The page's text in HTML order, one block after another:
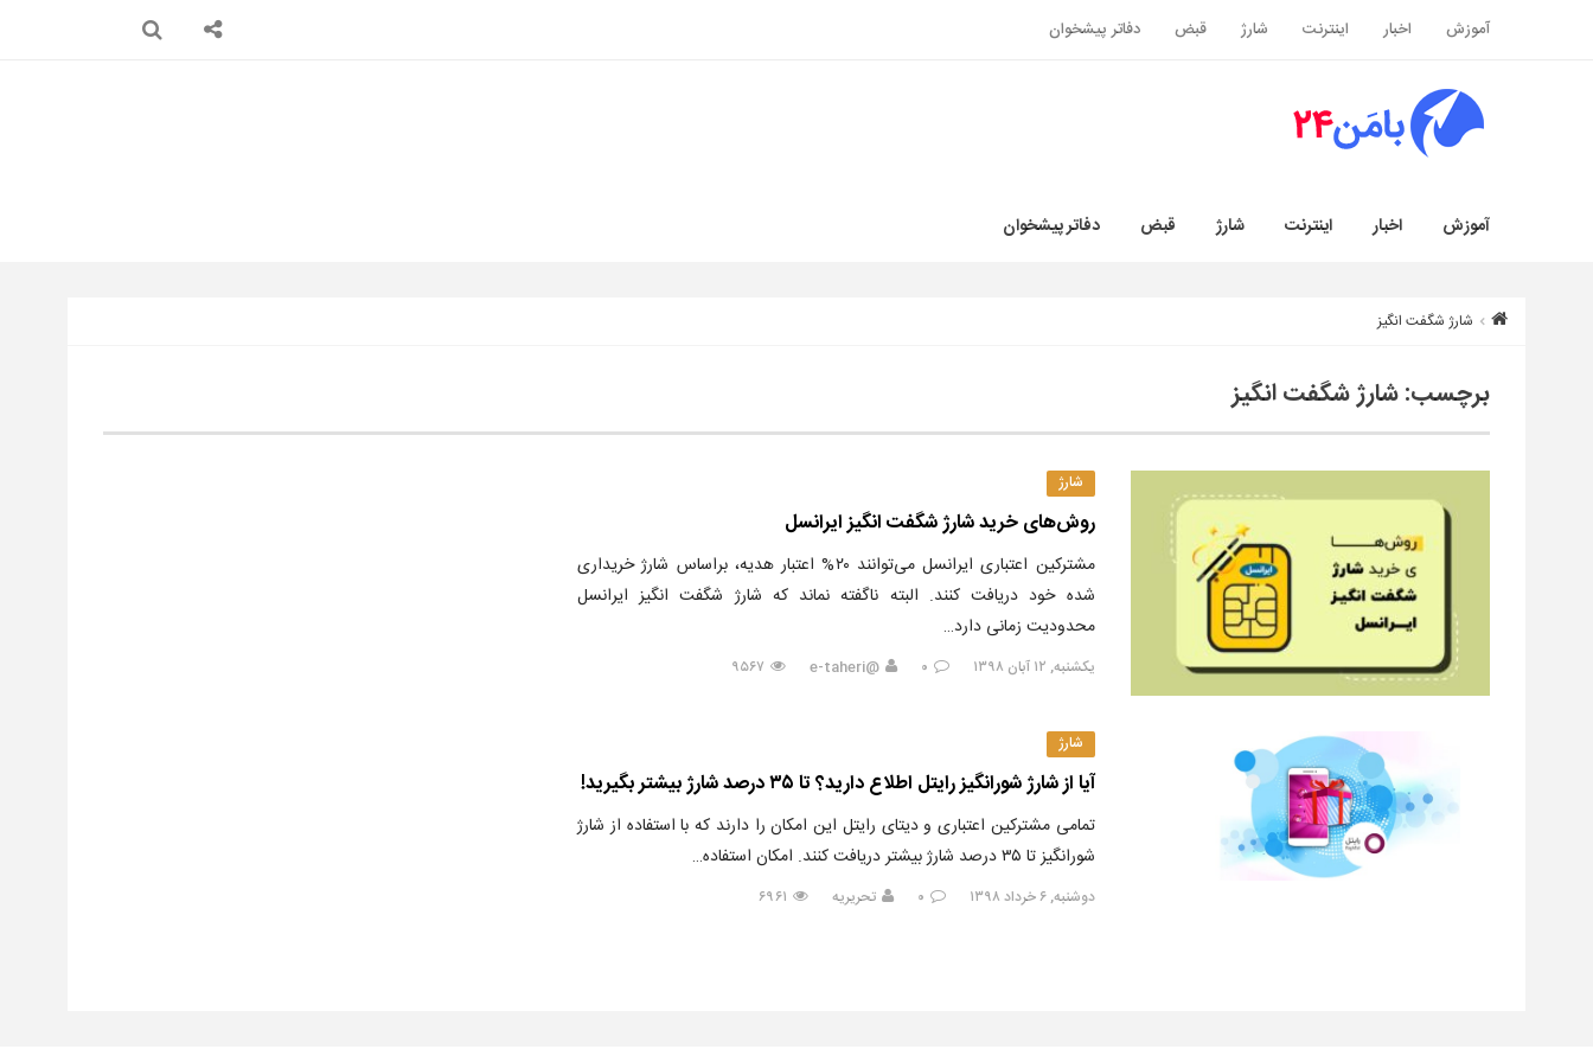
آموزش اخبار اینترنت شارژ قبض دفاتر پیشخوان
آموزش اخبار اینترنت شارژ قبض دفاتر پیشخوان
شارژ شگفت انگیز
برچسب:شارژ شگفت انگیز
شارژ
روش‌های خرید شارژ شگفت انگیز ایرانسل
مشترکین اعتباری ایرانسل می‌توانند ۲۰% اعتبار هدیه، براساس شارژ خریداری
شده خود دریافت کنند. البته ناگفته نماند که شارژ شگفت انگیز ایرانسل
محدودیت زمانی دارد…
یکشنبه, ۱۲ آبان ۱۳۹۸ ۰ @e-taheri ۹۵۶۷
شارژ
آیا از شارژ شورانگیز رایتل اطلاع دارید؟ تا ۳۵ درصد شارژ بیشتر بگیرید!
تمامی مشترکین اعتباری و دیتای رایتل این امکان را دارند که با استفاده از شارژ
شورانگیز تا ۳۵ درصد شارژ بیشتر دریافت کنند. امکان استفاده…
دوشنبه, ۶ خرداد ۱۳۹۸ ۰ تحریریه ۶۹۶۱